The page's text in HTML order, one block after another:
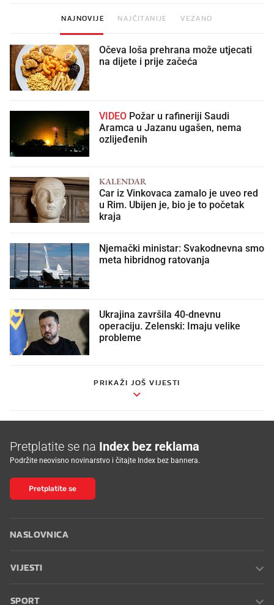
NAJNOVIJE NAJČITANIJE VEZANO
Očeva loša prehrana može utjecati
na dijete i prije začeća
VIDEO
Aramca u Jazanu ugašen, nema
ozlijeđenih
KALENDAR
Car iz Vinkovaca zamalo je uveo red
u Rim. Ubijen je, bio je to početak
kraja
Njemački ministar: Svakodnevna smo
meta hibridnog ratovanja
Ukrajina završila 40-dnevnu
operaciju. Zelenski: Imaju velike
probleme
PRIKAŽI JOŠ VIJESTI
Pretplatite se na Index bez reklama
Podržite neovisno novinarstvo i čitajte Index bez bannera.
Pretplatite se
NASLOVNICA
VIJESTI
SPORT